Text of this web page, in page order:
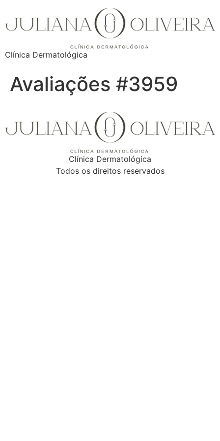
Clínica Dermatológica
Avaliações #3959
Clínica Dermatológica
Todos os direitos reservados